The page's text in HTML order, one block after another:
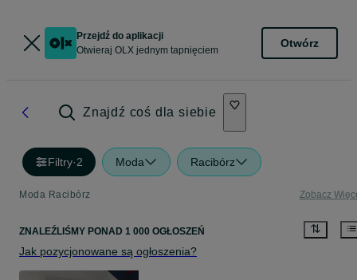
Przejdź do aplikacji
Otwieraj OLX jednym tapnięciem
Otwórz
Znajdź coś dla siebie
Filtry·2 Moda Racibórz
Moda Racibórz Zobacz
ZNALEŹLIŚMY PONAD 1 000 OGŁOSZEŃ
Jak pozycjonowane są ogłoszenia?